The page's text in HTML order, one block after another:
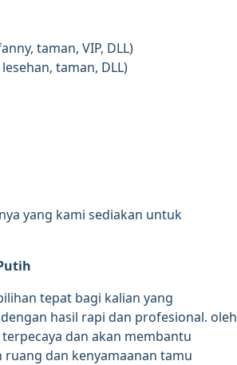
taman, VIP, DLL)
taman, DLL)
yang kami sediakan untuk
tepat bagi kalian yang
hasil rapi dan profesional. oleh
dan akan membantu
dan kenyamaanan tamu